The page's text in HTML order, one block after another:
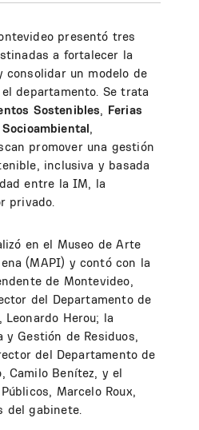
presentó tres
a fortalecer la
consolidar un modelo de
departamento. Se trata
Sostenibles, Ferias
,
promover una gestión
inclusiva y basada
entre la IM, la
privado.
en el Museo de Arte
(MAPI) y contó con la
de Montevideo,
del Departamento de
Herou; la
Gestión de Residuos,
del Departamento de
Camilo Benítez, y el
Marcelo Roux,
del gabinete.